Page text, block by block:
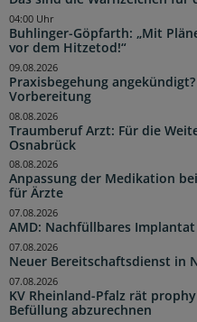
Buhlinger-Göpfarth: „Mit
vor dem Hitzetod!“
04:00 Uhr
Praxisbegehung
Vorbereitung
09.08.2026
Traumberuf Arzt: Für die
Osnabrück
08.08.2026
Anpassung der Medikation
für Ärzte
08.08.2026
AMD: Nachfüllbares
07.08.2026
Neuer Bereitschaftsdienst in
07.08.2026
KV Rheinland-Pfalz rät
Befüllung abzurechnen
07.08.2026